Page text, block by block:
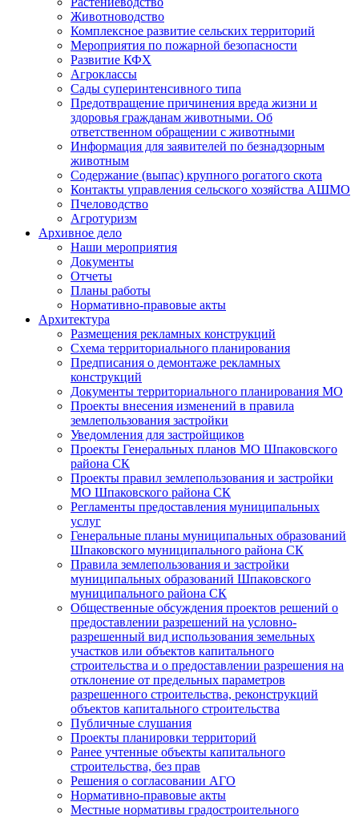
Животноводство
Комплексное развитие сельских территорий
Мероприятия по пожарной безопасности
Развитие КФХ
Агроклассы
Сады суперинтенсивного типа
Предотвращение причинения вреда жизни и
здоровья гражданам животными. Об
ответственном обращении с животными
Информация для заявителей по безнадзорным
животным
Содержание (выпас) крупного рогатого скота
Контакты управления сельского хозяйства АШМО
Пчеловодство
Агротуризм
Архивное дело
Наши мероприятия
Документы
Отчеты
Планы работы
Нормативно-правовые акты
Архитектура
Размещения рекламных конструкций
Схема территориального планирования
Предписания о демонтаже рекламных
конструкций
Документы территориального планирования МО
Проекты внесения изменений в правила
землепользования застройки
Уведомления для застройщиков
Проекты Генеральных планов МО Шпаковского
района СК
Проекты правил землепользования и застройки
МО Шпаковского района СК
Регламенты предоставления муниципальных
услуг
Генеральные планы муниципальных образований
Шпаковского муниципального района СК
Правила землепользования и застройки
муниципальных образований Шпаковского
муниципального района СК
Общественные обсуждения проектов решений о
предоставлении разрешений на условно-
разрешенный вид использования земельных
участков или объектов капитального
строительства и о предоставлении разрешения на
отклонение от предельных параметров
разрешенного строительства, реконструкций
объектов капитального строительства
Публичные слушания
Проекты планировки территорий
Ранее учтенные объекты капитального
строительства, без прав
Решения о согласовании АГО
Нормативно-правовые акты
Местные нормативы градостроительного